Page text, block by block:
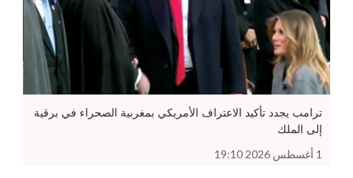
ترامب يجدد تأكيد الاعتراف الأمريكي بمغربية الصحراء في برقية
إلى الملك
1 أغسطس 2026 19:10